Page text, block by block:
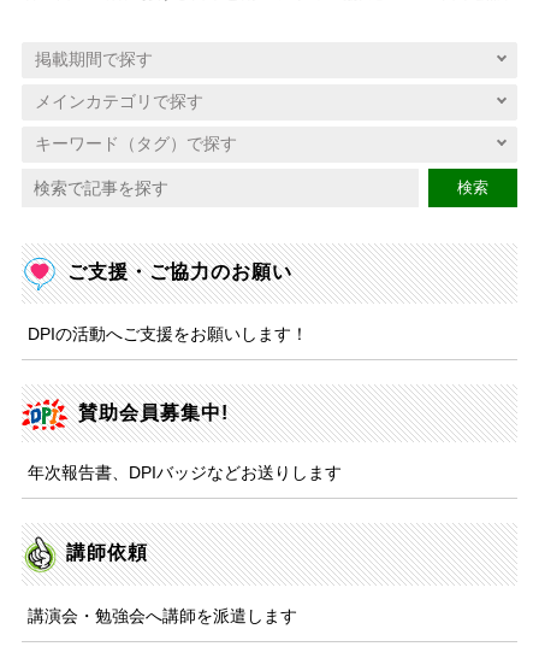
検索
ご支援・ご協力のお願い
DPIの活動へご支援をお願いします！
賛助会員募集中!
年次報告書、DPIバッジなどお送りします
講師依頼
講演会・勉強会へ講師を派遣します